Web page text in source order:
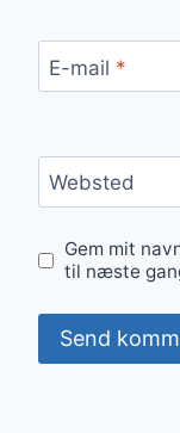
E-mail *
Websted
Gem mit
til næste